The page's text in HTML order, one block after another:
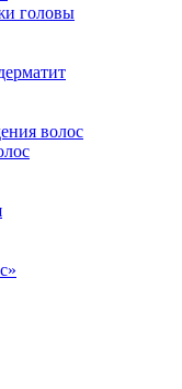
головы
волос